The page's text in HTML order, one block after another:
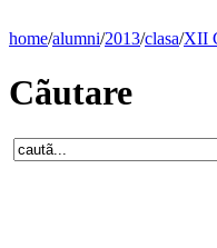
home/alumni/2013/clasa/XII
Cãutare